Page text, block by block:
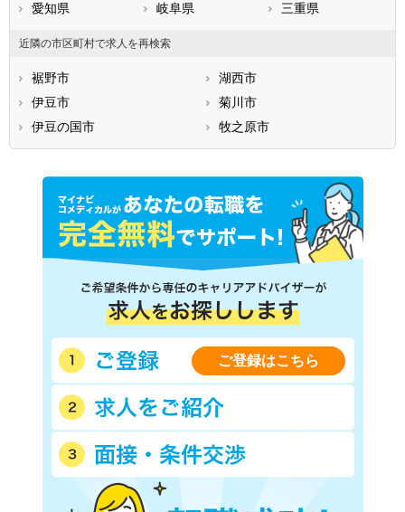
愛知県 岐阜県 三重県
近隣の市区町村で求人を再検索
裾野市
湖西市
伊豆市
菊川市
伊豆の国市
牧之原市
ご登録はこちら